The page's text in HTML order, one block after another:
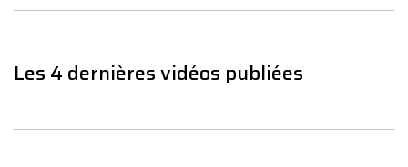
Les 4 dernières vidéos publiées